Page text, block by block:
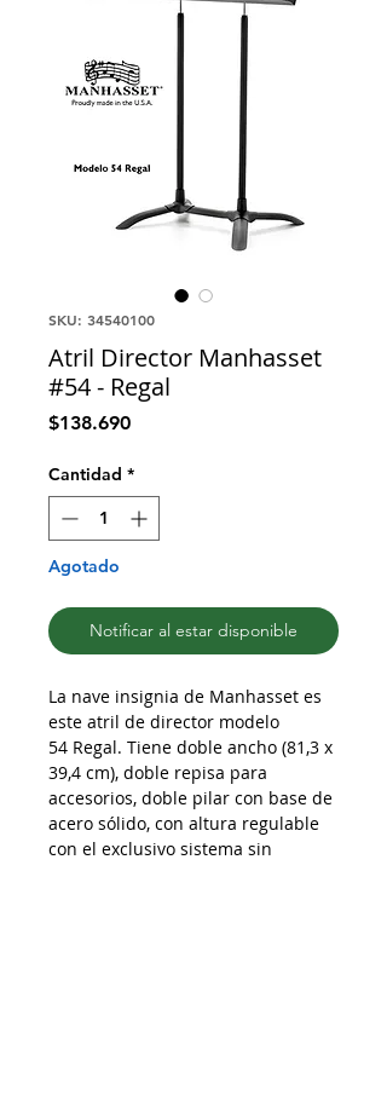
SKU: 34540100
Atril Director Manhasset
#54 - Regal
$138.690Precio
Cantidad *
Agotado
Notificar al estar disponible
La nave insignia de Manhasset es
este atril de director modelo
54 Regal. Tiene doble ancho (81,3 x
39,4 cm), doble repisa para
accesorios, doble pilar con base de
acero sólido, con altura regulable
con el exclusivo sistema sin